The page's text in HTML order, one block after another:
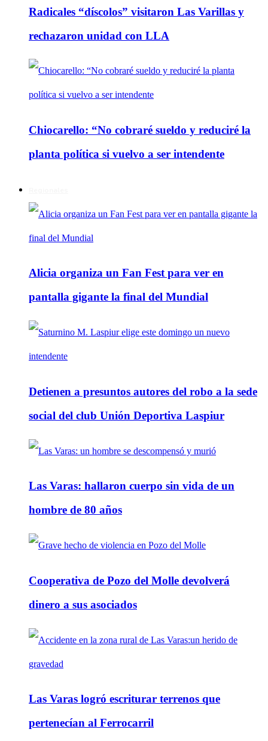
Radicales “díscolos” visitaron Las Varillas y
rechazaron unidad con LLA
Chiocarello: “No cobraré sueldo y reduciré la
planta política si vuelvo a ser intendente
Alicia organiza un Fan Fest para ver en
pantalla gigante la final del Mundial
Detienen a presuntos autores del robo a la sede
social del club Unión Deportiva Laspiur
Las Varas: hallaron cuerpo sin vida de un
hombre de 80 años
Cooperativa de Pozo del Molle devolverá
dinero a sus asociados
Las Varas logró escriturar terrenos que
pertenecían al Ferrocarril